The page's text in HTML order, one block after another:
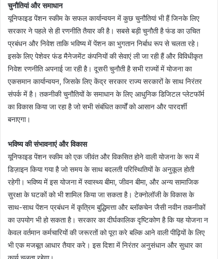
चुनौतियां और समाधान
यूनिफाइड पेंशन स्कीम के सफल कार्यान्वयन में कुछ चुनौतियां भी हैं जिनके लिए
सरकार ने पहले से ही रणनीति तैयार की है। सबसे बड़ी चुनौती है फंड का उचित
प्रबंधन और निवेश ताकि भविष्य में पेंशन का भुगतान निर्बाध रूप से चलता रहे।
इसके लिए पेशेवर फंड मैनेजमेंट कंपनियों की सेवाएं ली जा रही हैं और विविधीकृत
निवेश रणनीति अपनाई जा रही है। दूसरी चुनौती है सभी राज्यों में योजना का
एकसमान कार्यान्वयन, जिसके लिए केंद्र सरकार राज्य सरकारों के साथ निरंतर
संपर्क में है। तकनीकी चुनौतियों के समाधान के लिए आधुनिक डिजिटल प्लेटफॉर्म
का विकास किया जा रहा है जो सभी संबंधित कार्यों को आसान और पारदर्शी
बनाएगा।
भविष्य की संभावनाएं और विकास
यूनिफाइड पेंशन स्कीम को एक जीवंत और विकसित होने वाली योजना के रूप में
डिज़ाइन किया गया है जो समय के साथ बदलती परिस्थितियों के अनुकूल होती
रहेगी। भविष्य में इस योजना में स्वास्थ्य बीमा, जीवन बीमा, और अन्य सामाजिक
सुरक्षा के घटकों को भी शामिल किया जा सकता है। टेक्नोलॉजी के विकास के
साथ-साथ पेंशन प्रबंधन में कृत्रिम बुद्धिमत्ता और ब्लॉकचेन जैसी नवीन तकनीकों
का उपयोग भी हो सकता है। सरकार का दीर्घकालिक दृष्टिकोण है कि यह योजना न
केवल वर्तमान कर्मचारियों की जरूरतों को पूरा करे बल्कि आने वाली पीढ़ियों के लिए
भी एक मजबूत आधार तैयार करे। इस दिशा में निरंतर अनुसंधान और सुधार का